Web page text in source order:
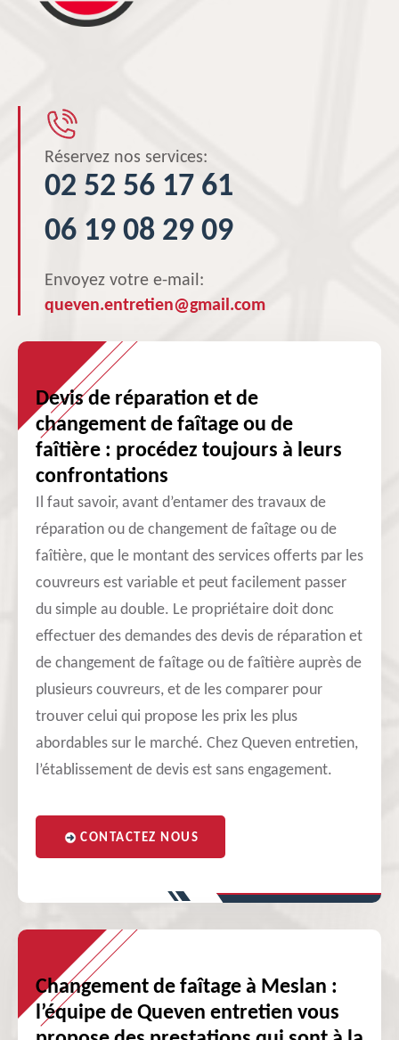
Réservez nos services:
02 52 56 17 61
06 19 08 29 09
Envoyez votre e-mail:
queven.entretien@gmail.com
Devis de réparation et de
changement de faîtage ou de
faîtière : procédez toujours à leurs
confrontations
Il faut savoir, avant d’entamer des travaux de
réparation ou de changement de faîtage ou de
faîtière, que le montant des services offerts par les
couvreurs est variable et peut facilement passer
du simple au double. Le propriétaire doit donc
effectuer des demandes des devis de réparation et
de changement de faîtage ou de faîtière auprès de
plusieurs couvreurs, et de les comparer pour
trouver celui qui propose les prix les plus
abordables sur le marché. Chez Queven entretien,
l’établissement de devis est sans engagement.
CONTACTEZ NOUS
Changement de faîtage à Meslan :
l’équipe de Queven entretien vous